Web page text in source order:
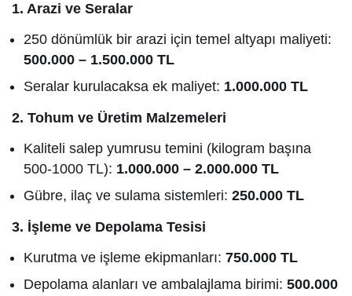
1. Arazi ve Seralar
250 dönümlük bir arazi için temel altyapı maliyeti:
500.000 – 1.500.000 TL
Seralar kurulacaksa ek maliyet: 1.000.000 TL
2. Tohum ve Üretim Malzemeleri
Kaliteli salep yumrusu temini (kilogram başına
500-1000 TL): 1.000.000 – 2.000.000 TL
Gübre, ilaç ve sulama sistemleri:250.000 TL
3. İşleme ve Depolama Tesisi
Kurutma ve işleme ekipmanları:750.000 TL
Depolama alanları ve ambalajlama birimi:500.000